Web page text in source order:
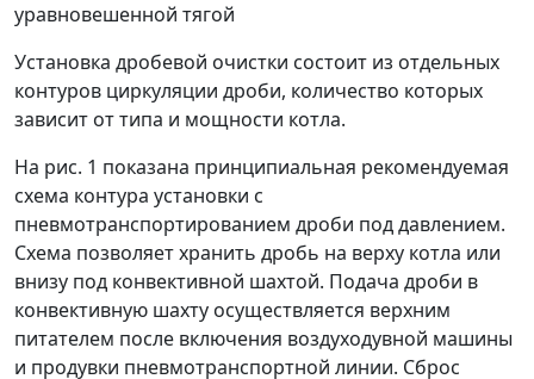
уравновешенной тягой
Установка дробевой очистки состоит из отдельных
контуров циркуляции дроби, количество которых
зависит от типа и мощности котла.
На рис. 1 показана принципиальная рекомендуемая
схема контура установки с
пневмотранспортированием дроби под давлением.
Схема позволяет хранить дробь на верху котла или
внизу под конвективной шахтой. Подача дроби в
конвективную шахту осуществляется верхним
питателем после включения воздуходувной машины
и продувки пневмотранспортной линии. Сброс